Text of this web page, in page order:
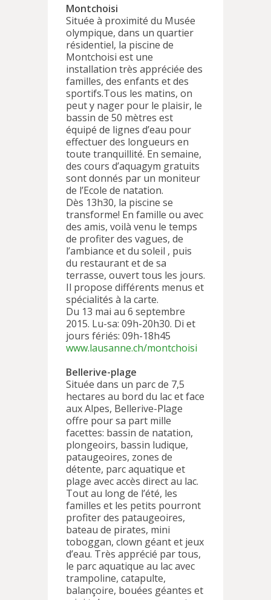
Montchoisi
Située à proximité du Musée
olympique, dans un quartier
résidentiel, la piscine de
Montchoisi est une
installation très appréciée des
familles, des enfants et des
sportifs.Tous les matins, on
peut y nager pour le plaisir, le
bassin de 50 mètres est
équipé de lignes d’eau pour
effectuer des longueurs en
toute tranquillité. En semaine,
des cours d’aquagym gratuits
sont donnés par un moniteur
de l’Ecole de natation.
Dès 13h30, la piscine se
transforme! En famille ou avec
des amis, voilà venu le temps
de profiter des vagues, de
l’ambiance et du soleil , puis
du restaurant et de sa
terrasse, ouvert tous les jours.
Il propose différents menus et
spécialités à la carte.
Du 13 mai au 6 septembre
2015. Lu-sa: 09h-20h30. Di et
jours fériés: 09h-18h45
www.lausanne.ch/montchoisi
Bellerive-plage
Située dans un parc de 7,5
hectares au bord du lac et face
aux Alpes, Bellerive-Plage
offre pour sa part mille
facettes: bassin de natation,
plongeoirs, bassin ludique,
pataugeoires, zones de
détente, parc aquatique et
plage avec accès direct au lac.
Tout au long de l’été, les
familles et les petits pourront
profiter des pataugeoires,
bateau de pirates, mini
toboggan, clown géant et jeux
d’eau. Très apprécié par tous,
le parc aquatique au lac avec
trampoline, catapulte,
balançoire, bouées géantes et